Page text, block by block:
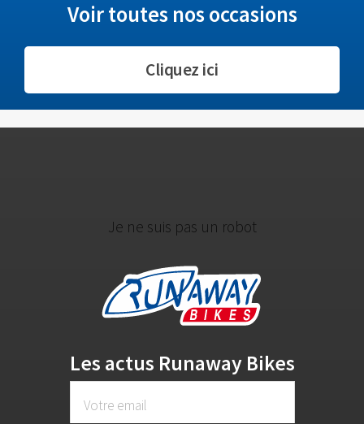
Voir toutes nos occasions
Cliquez ici
Je ne suis pas un robot
Les actus Runaway Bikes